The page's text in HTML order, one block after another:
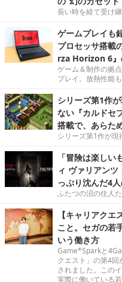
長い時を経て受け
ゲームプレイも
プロセッサ搭載
rza Horizon 6』
ゲーム＆制作の拠
プレイ。放熱性能
シリーズ第1作
ない『カルドセ
搭載で、あらた
シリーズ第1作が現
「冒険は楽し
ィ ヴァリアン
っぷり沈んだ4
ふたつの沼の住人
【キャリアク
こと。セガの若
いう働き方
Game*Sparkと
クエスト」の第4
されました。この
実際に働いている